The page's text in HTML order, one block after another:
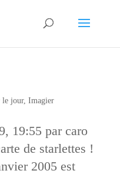
jour, Imagier
19:55 par caro
de starlettes !
2005 est